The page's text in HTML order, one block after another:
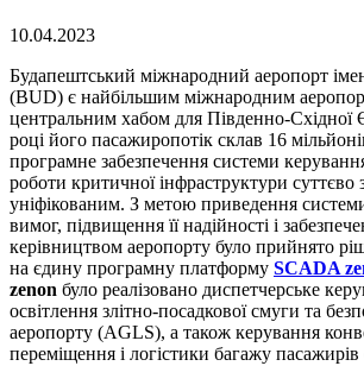
10.04.2023
Будапештський міжнародний аеропорт
(BUD) є найбільшим міжнародним
центральним хабом для Південно-
році його пасажиропотік склав 16
програмне забезпечення системи
роботи критичної інфраструктури суттєво
уніфікованим. З метою приведення
вимог, підвищення її надійності і
керівництвом аеропорту було прийнято
на єдину програмну платформу SCADA
zenon було реалізовано диспетчерське
освітлення злітно-посадкової смуги та
аеропорту (AGLS), а також керування
переміщення і логістики багажу